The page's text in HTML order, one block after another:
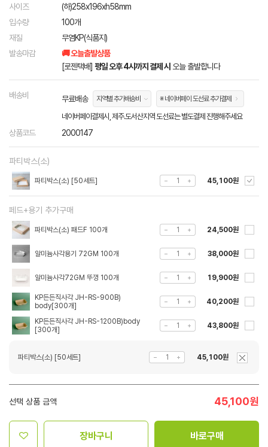
사이즈
(하)258x196xh58mm
입수량
100개
재질
무염KP(식품지)
발송마감
🚚 오늘출발상품
[로젠택배] 평일 오후 4시까지 결제 시 오늘 출발합니다
배송비 무료배송 지역별 추가배송비 ※ 네이버페이 도선료 추가결제
네이버페이결제시, 제주.도서산지역 도선료는 별도결제 진행해주세요
상품코드 2000147
파티박스(소)
파티박스(소) [50세트] 45,100원
페드+용기 추가구매
파티박스(소) 패드F 100개 24,500원
알미늄사각용기 72GM 100개 38,000원
알미늄사각72GM 뚜껑 100개 19,900원
KP든든직사각 JH-RS-900B)
body[300개]
40,200원
KP든든직사각 JH-RS-1200B)body
[300개]
43,800원
파티박스(소) [50세트] 45,100원
선택 상품 금액 45,100원
장바구니 바로구매